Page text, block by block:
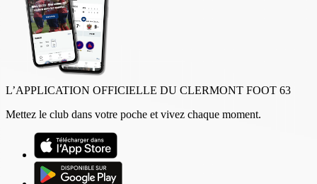
L’APPLICATION OFFICIELLE DU CLERMONT FOOT 63
Mettez le club dans votre poche et vivez chaque moment.